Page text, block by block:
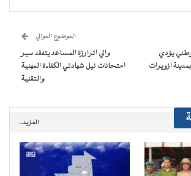
في في جديدة) الإلكتروني
نافذة
جديدة)
يؤدي
ازويرات
الموضوع الموالي
والي اترارزة المساعد يتفقد سير
امتحانات نيل شهادتي الكفاءة المهنية
والتقنية
المزيد..